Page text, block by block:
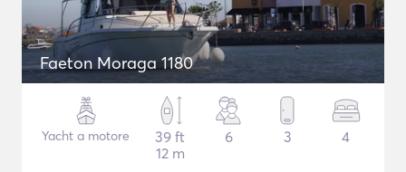
Faeton Moraga 1180
Yacht a motore
39 ft
12 m
6 3 4